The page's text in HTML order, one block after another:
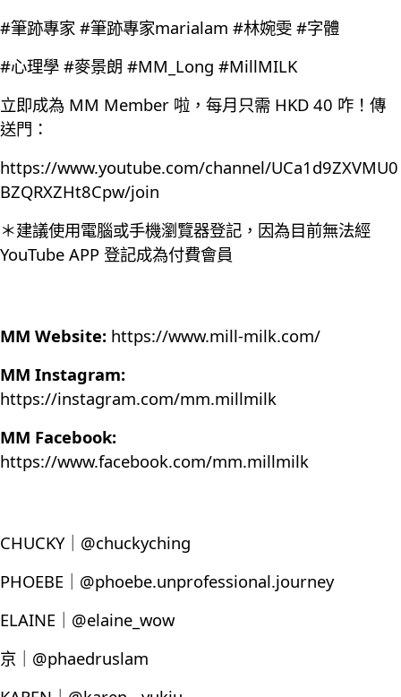
#筆跡專家 #筆跡專家marialam #林婉雯 #字體
#心理學 #麥景朗 #MM_Long #MillMILK
立即成為 MM Member 啦，每月只需 HKD 40 咋！傳
送門：
https://www.youtube.com/channel/UCa1d9ZXVMU0
BZQRXZHt8Cpw/join
＊建議使用電腦或手機瀏覽器登記，因為目前無法經
YouTube APP 登記成為付費會員
MM Website: https://www.mill-milk.com/
MM Instagram:
https://instagram.com/mm.millmilk
MM Facebook:
https://www.facebook.com/mm.millmilk
CHUCKY｜@chuckyching
PHOEBE｜@phoebe.unprofessional.journey
ELAINE｜@elaine_wow
京｜@phaedruslam